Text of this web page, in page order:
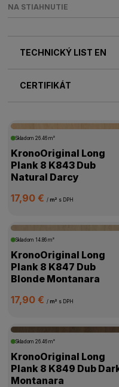
NA STIAHNUTIE
TECHNICKÝ LIST EN
CERTIFIKÁT
Skladom26.46 m²
KronoOriginal Long
Plank 8 K843 Dub
Natural Darcy
17,90 €/ m² s DPH
Skladom14.86 m²
KronoOriginal Long
Plank 8 K847 Dub
Blonde Montanara
17,90 €/ m² s DPH
Skladom26.46 m²
KronoOriginal Long
Plank 8 K849 Dub
Montanara